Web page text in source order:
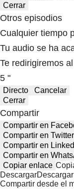
Cerrar
Otros episodios
Cualquier tiempo
Tu audio se ha
Te redirigiremos
5 "
Directo
Cancelar
Cerrar
Compartir
Compartir en
Compartir en Twitter
Compartir en
Compartir en
Copiar enlace
DescargarDescargar
Compartir desde el